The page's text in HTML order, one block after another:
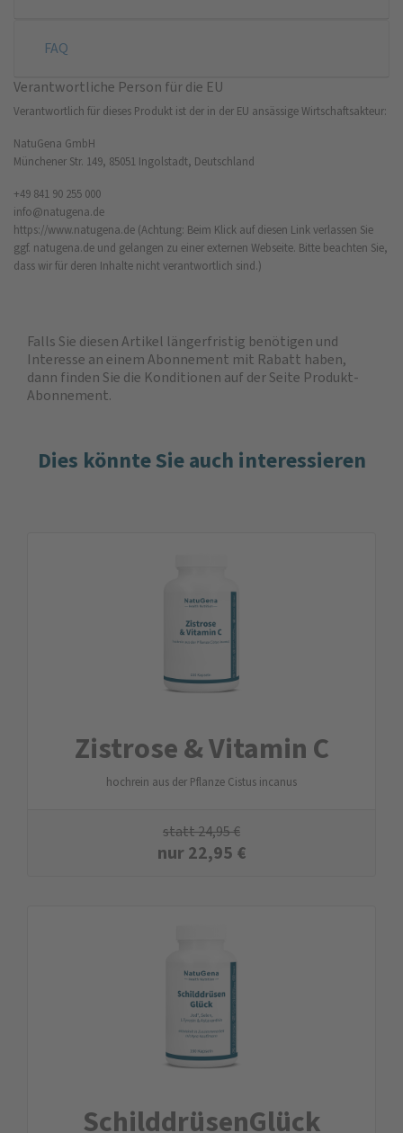
FAQ
Verantwortliche Person für die EU
Verantwortlich für dieses Produkt ist der in der EU ansässige Wirtschaftsakteur:
NatuGena GmbH
Münchener Str. 149, 85051 Ingolstadt, Deutschland
+49 841 90 255 000
info@natugena.de
https://www.natugena.de (Achtung: Beim Klick auf diesen Link verlassen Sie
ggf. natugena.de und gelangen zu einer externen Webseite. Bitte beachten Sie,
dass wir für deren Inhalte nicht verantwortlich sind.)
Falls Sie diesen Artikel längerfristig benötigen und
Interesse an einem Abonnement mit Rabatt haben,
dann finden Sie die Konditionen auf der Seite Produkt-
Abonnement.
Dies könnte Sie auch interessieren
Zistrose & Vitamin C
hochrein aus der Pflanze Cistus incanus
statt24,95€
nur22,95 €
SchilddrüsenGlück